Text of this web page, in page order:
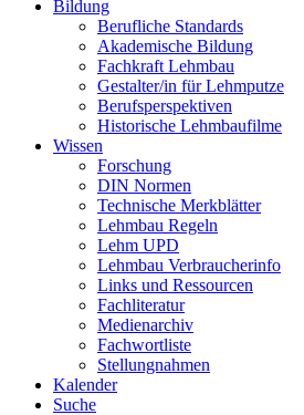
Bildung
Berufliche Standards
Akademische Bildung
Fachkraft Lehmbau
Gestalter/in für Lehmputze
Berufsperspektiven
Historische Lehmbaufilme
Wissen
Forschung
DIN Normen
Technische Merkblätter
Lehmbau Regeln
Lehm UPD
Lehmbau Verbraucherinfo
Links und Ressourcen
Fachliteratur
Medienarchiv
Fachwortliste
Stellungnahmen
Kalender
Suche